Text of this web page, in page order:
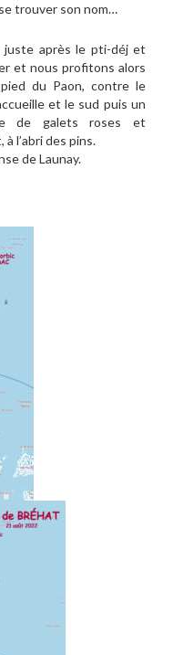
trouver son nom…
juste après le pti-déj et
et nous profitons alors
du Paon, contre le
et le sud puis un
de galets roses et
l’abri des pins.
de Launay.